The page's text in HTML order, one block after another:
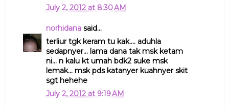
July 2, 2012 at 8:30 AM
norhidanasaid...
terliur tgk keram tu kak.... aduhla
sedapnyer... lama dana tak msk ketam
ni... n kalu kt umah bdk2 suke msk
lemak... msk pds katanyer kuahnyer skit
sgt hehehe
July 2, 2012 at 9:19 AM